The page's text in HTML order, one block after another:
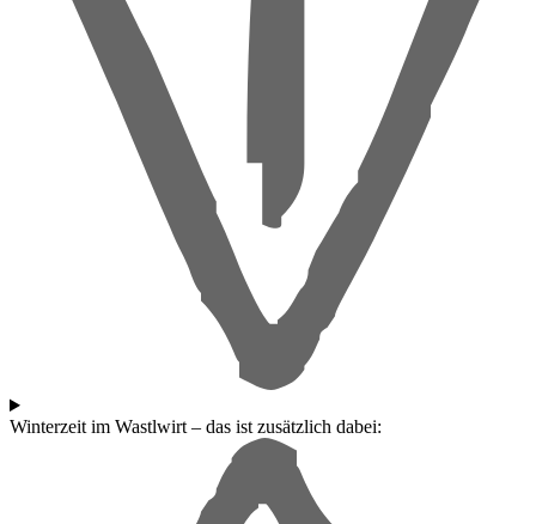
Winterzeit im Wastlwirt – das ist zusätzlich dabei: